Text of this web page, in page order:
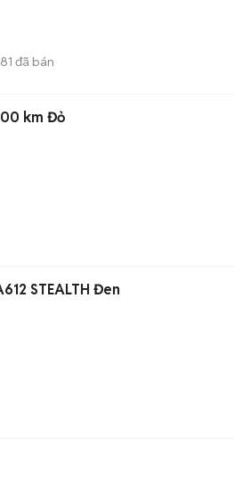
đã bán
km Đỏ
STEALTH Đen